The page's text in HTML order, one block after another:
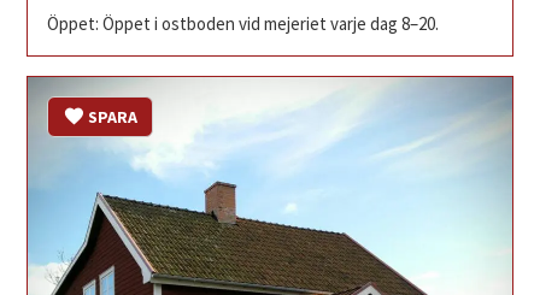
Öppet: Öppet i ostboden vid mejeriet varje dag 8–20.
SPARA